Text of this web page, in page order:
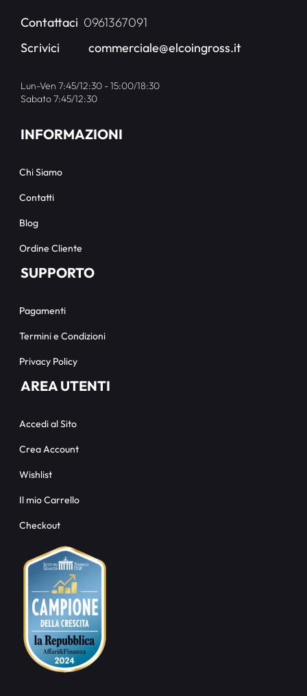
Contattaci 0961367091
Scrivici
commerciale@elcoingross.it
Lun-Ven 7:45/12:30 - 15:00/18:30
Sabato 7:45/12:30
INFORMAZIONI
Chi Siamo
Contatti
Blog
Ordine Cliente
SUPPORTO
Pagamenti
Termini e Condizioni
Privacy Policy
AREA UTENTI
Accedi al Sito
Crea Account
Wishlist
Il mio Carrello
Checkout